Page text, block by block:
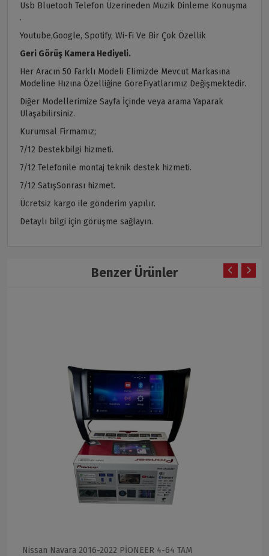
Usb Bluetooh Telefon Üzerineden Müzik Dinleme Konuşma
.
Youtube,Google, Spotify, Wi-Fi Ve Bir Çok Özellik
Geri Görüş Kamera Hediyeli.
Her Aracın 50 Farklı Modeli Elimizde Mevcut Markasına
Modeline Hızına Özelliğine GöreFiyatlarımız Değişmektedir.
Diğer Modellerimize Sayfa İçinde veya arama Yaparak
Ulaşabilirsiniz.
Kurumsal Firmamız;
7/12 Destekbilgi hizmeti.
7/12 Telefonile montaj teknik destek hizmeti.
7/12 SatışSonrası hizmet.
Ücretsiz kargo ile gönderim yapılır.
Detaylı bilgi için görüşme sağlayın.
Benzer Ürünler
Nissan Navara 2016-2022 PİONEER 4-64 TAM